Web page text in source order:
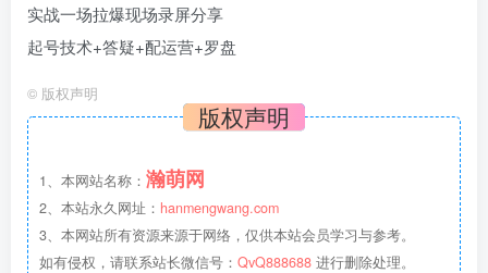
实战一场拉爆现场录屏分享
起号技术+答疑+配运营+罗盘
© 版权声明
版权声明
1、本网站名称： 瀚萌网
2、本站永久网址： hanmengwang.com
3、本网站所有资源来源于网络，仅供本站会员学习与参考。
如有侵权，请联系站长微信号： QvQ888688 进行删除处理。